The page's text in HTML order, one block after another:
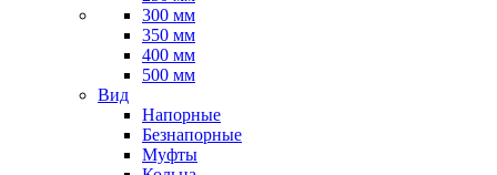
300 мм
350 мм
400 мм
500 мм
Вид
Напорные
Безнапорные
Муфты